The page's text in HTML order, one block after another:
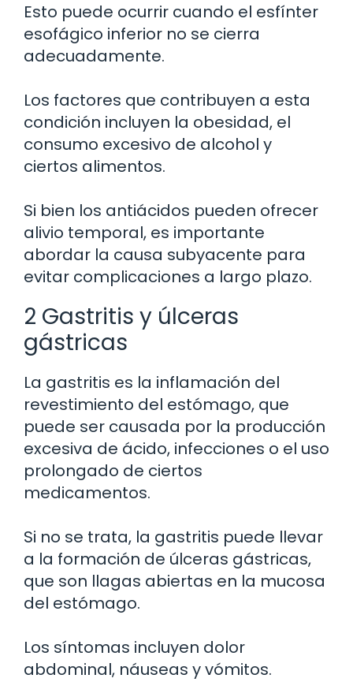
Esto puede ocurrir cuando el esfínter
esofágico inferior no se cierra
adecuadamente.
Los factores que contribuyen a esta
condición incluyen la obesidad, el
consumo excesivo de alcohol y
ciertos alimentos.
Si bien los antiácidos pueden ofrecer
alivio temporal, es importante
abordar la causa subyacente para
evitar complicaciones a largo plazo.
2 Gastritis y úlceras
gástricas
La gastritis es la inflamación del
revestimiento del estómago, que
puede ser causada por la producción
excesiva de ácido, infecciones o el uso
prolongado de ciertos
medicamentos.
Si no se trata, la gastritis puede llevar
a la formación de úlceras gástricas,
que son llagas abiertas en la mucosa
del estómago.
Los síntomas incluyen dolor
abdominal, náuseas y vómitos.